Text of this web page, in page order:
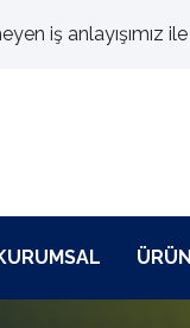
iş anlayışımız ile